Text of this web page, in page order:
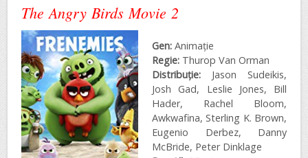
The Angry Birds Movie 2
Gen: Animație
Regie: Thurop Van Orman
Distribuţie: Jason Sudeikis,
Josh Gad, Leslie Jones, Bill
Hader, Rachel Bloom,
Awkwafina, Sterling K. Brown,
Eugenio Derbez, Danny
McBride, Peter Dinklage